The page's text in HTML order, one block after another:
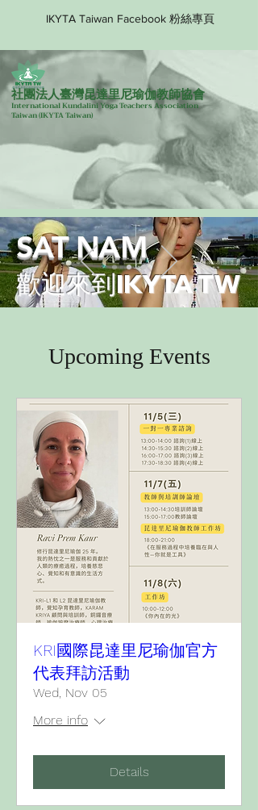
IKYTA Taiwan Facebook 粉絲專頁
社團法人臺灣昆達里尼瑜伽教師協會
International Kundalini Yoga Teachers Association
Taiwan(IKYTA Taiwan)
SAT NAM
歡迎來到IKYTA TW
Upcoming Events
KRI國際昆達里尼瑜伽官方
代表拜訪活動
Wed, Nov 05
More info
Details